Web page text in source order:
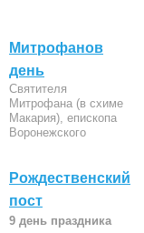
Митрофанов
день
Святителя
Митрофана (в схиме
Макария), епископа
Воронежского
Рождественский
пост
9 день праздника